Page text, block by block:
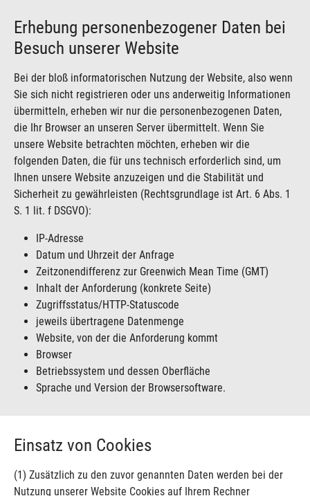
Erhebung personenbezogener Daten bei
Besuch unserer Website
Bei der bloß informatorischen Nutzung der Website, also wenn
Sie sich nicht registrieren oder uns anderweitig Informationen
übermitteln, erheben wir nur die personenbezogenen Daten,
die Ihr Browser an unseren Server übermittelt. Wenn Sie
unsere Website betrachten möchten, erheben wir die
folgenden Daten, die für uns technisch erforderlich sind, um
Ihnen unsere Website anzuzeigen und die Stabilität und
Sicherheit zu gewährleisten (Rechtsgrundlage ist Art. 6 Abs. 1
S. 1 lit. f DSGVO):
IP-Adresse
Datum und Uhrzeit der Anfrage
Zeitzonendifferenz zur Greenwich Mean Time (GMT)
Inhalt der Anforderung (konkrete Seite)
Zugriffsstatus/HTTP-Statuscode
jeweils übertragene Datenmenge
Website, von der die Anforderung kommt
Browser
Betriebssystem und dessen Oberfläche
Sprache und Version der Browsersoftware.
Einsatz von Cookies
(1) Zusätzlich zu den zuvor genannten Daten werden bei der
Nutzung unserer Website Cookies auf Ihrem Rechner